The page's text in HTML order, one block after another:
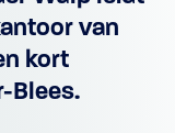
van
kort
Blees.